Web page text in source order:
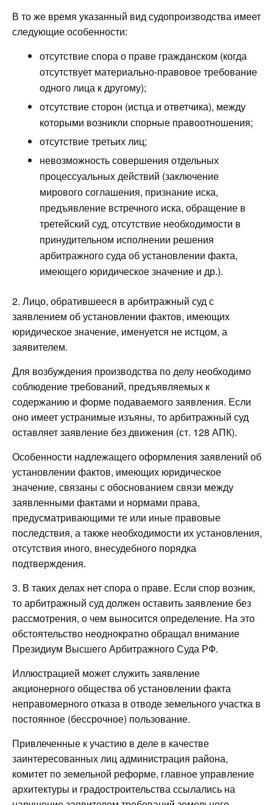
В то же время указанный вид судопроизводства имеет
следующие особенности:
отсутствие спора о праве гражданском (когда
отсутствует материально-правовое требование
одного лица к другому);
отсутствие сторон (истца и ответчика), между
которыми возникли спорные правоотношения;
отсутствие третьих лиц;
невозможность совершения отдельных
процессуальных действий (заключение
мирового соглашения, признание иска,
предъявление встречного иска, обращение в
третейский суд, отсутствие необходимости в
принудительном исполнении решения
арбитражного суда об установлении факта,
имеющего юридическое значение и др.).
2. Лицо, обратившееся в арбитражный суд с
заявлением об установлении фактов, имеющих
юридическое значение, именуется не истцом, а
заявителем.
Для возбуждения производства по делу необходимо
соблюдение требований, предъявляемых к
содержанию и форме подаваемого заявления. Если
оно имеет устранимые изъяны, то арбитражный суд
оставляет заявление без движения (ст. 128 АПК).
Особенности надлежащего оформления заявлений об
установлении фактов, имеющих юридическое
значение, связаны с обоснованием связи между
заявленными фактами и нормами права,
предусматривающими те или иные правовые
последствия, а также необходимости их установления,
отсутствия иного, внесудебного порядка
подтверждения.
3. В таких делах нет спора о праве. Если спор возник,
то арбитражный суд должен оставить заявление без
рассмотрения, о чем выносится определение. На это
обстоятельство неоднократно обращал внимание
Президиум Высшего Арбитражного Суда РФ.
Иллюстрацией может служить заявление
акционерного общества об установлении факта
неправомерного отказа в отводе земельного участка в
постоянное (бессрочное) пользование.
Привлеченные к участию в деле в качестве
заинтересованных лиц администрация района,
комитет по земельной реформе, главное управление
архитектуры и градостроительства ссылались на